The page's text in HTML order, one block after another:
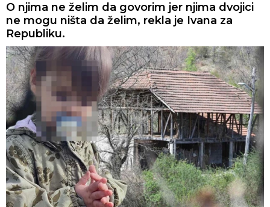
O njima ne želim da govorim jer njima dvojici
ne mogu ništa da želim, rekla je Ivana za
Republiku.